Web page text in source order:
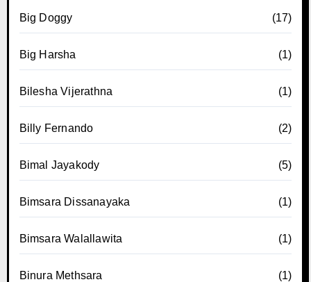
Big Doggy (17)
Big Harsha (1)
Bilesha Vijerathna (1)
Billy Fernando (2)
Bimal Jayakody (5)
Bimsara Dissanayaka (1)
Bimsara Walallawita (1)
Binura Methsara (1)